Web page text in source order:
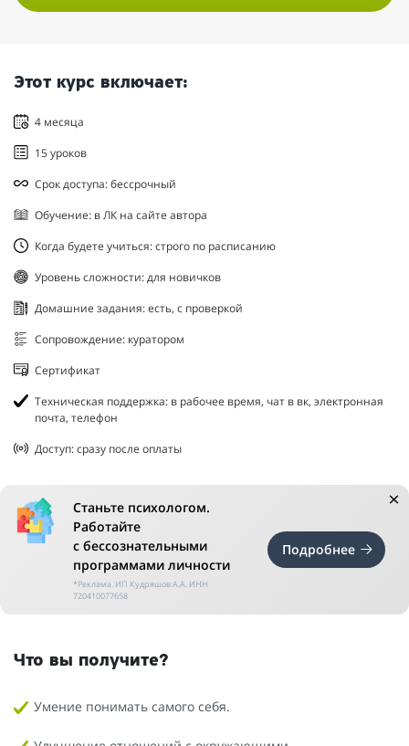
Этот курс включает:
4 месяца
15 уроков
Срок доступа: бессрочный
Обучение: в ЛК на сайте автора
Когда будете учиться: строго по расписанию
Уровень сложности: для новичков
Домашние задания: есть, с проверкой
Сопровождение: куратором
Сертификат
Техническая поддержка: в рабочее время, чат в вк, электронная
почта, телефон
Доступ: сразу после оплаты
Станьте психологом.
Работайте
с бессознательными
программами личности
*Реклама. ИП Кудряшов А.А. ИНН
720410077658
Подробнее
Что вы получите?
Умение понимать самого себя.